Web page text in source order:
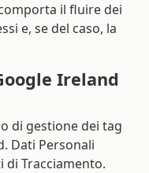
il fluire dei
e, se del caso, la
Ireland
di gestione dei tag
Dati Personali
Tracciamento.